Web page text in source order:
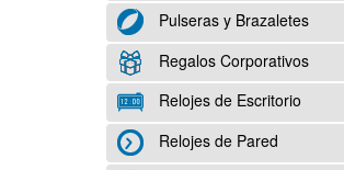
Pulseras y Brazaletes
Regalos Corporativos
Relojes de Escritorio
Relojes de Pared